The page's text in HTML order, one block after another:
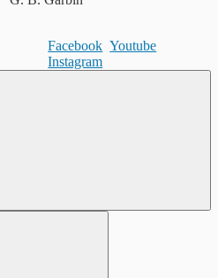
Facebook Youtube
Instagram